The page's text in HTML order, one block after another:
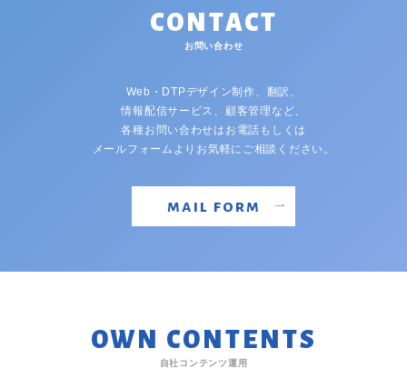
CONTACT
お問い合わせ
Web・DTPデザイン制作、翻訳、
情報配信サービス、顧客管理など、
各種お問い合わせはお電話もしくは
メールフォームよりお気軽にご相談ください。
mail form
OWN CONTENTS
自社コンテンツ運用